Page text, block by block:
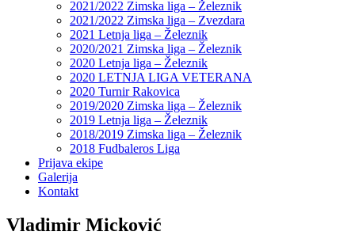
2021/2022 Zimska liga – Železnik
2021/2022 Zimska liga – Zvezdara
2021 Letnja liga – Železnik
2020/2021 Zimska liga – Železnik
2020 Letnja liga – Železnik
2020 LETNJA LIGA VETERANA
2020 Turnir Rakovica
2019/2020 Zimska liga – Železnik
2019 Letnja liga – Železnik
2018/2019 Zimska liga – Železnik
2018 Fudbaleros Liga
Prijava ekipe
Galerija
Kontakt
Vladimir Micković